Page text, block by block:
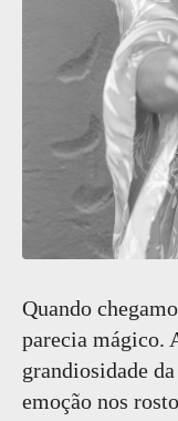
Quando
parecia mágico.
grandiosidade
emoção nos